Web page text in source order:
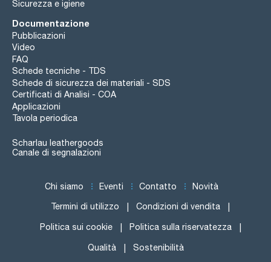
Sicurezza e igiene
Documentazione
Pubblicazioni
Video
FAQ
Schede tecniche - TDS
Schede di sicurezza dei materiali - SDS
Certificati di Analisi - COA
Applicazioni
Tavola periodica
Scharlau leathergoods
Canale di segnalazioni
Chi siamo Eventi Contatto Novità
Termini di utilizzo Condizioni di vendita
Politica sui cookie Politica sulla riservatezza
Qualità Sostenibilità